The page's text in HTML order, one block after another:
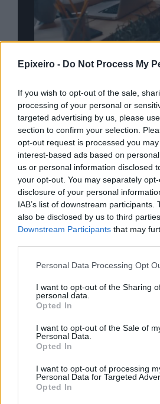
Epixeiro - Do Not Process My
If you wish to opt-out of the sale,
processing of your personal or
targeted advertising by us, please
section to confirm your selection.
opt-out request is processed you
interest-based ads based on
us or personal information disclosed
your opt-out. You may separately
disclosure of your personal
IAB’s list of downstream participants.
also be disclosed by us to third
Downstream Participants that may
Personal Data Processing Opt
I want to opt-out of the Sharing
personal data.
Opted In
I want to opt-out of the Sale of
Personal Data.
Opted In
I want to opt-out of processing
Personal Data for Targeted
Opted In
TP Greece: Πώς
Advertorial
Περισσότερα από το
Trade Estates:
50% του
ανανεώνουν